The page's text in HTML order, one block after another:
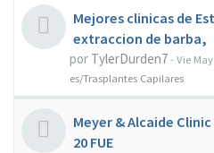
Mejores clinicas de
extraccion de barba,
por TylerDurden7-Vie
es/Trasplantes Capilares
Meyer & Alcaide Clinic
20 FUE